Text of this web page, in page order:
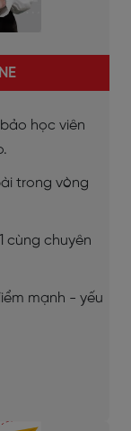
học viên
trong vòng
cùng chuyên
mạnh - yếu